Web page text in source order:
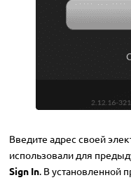
Введите адрес своей
использовали для
Sign In. В установленной